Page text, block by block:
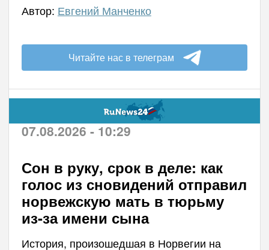
Автор: Евгений Манченко
Читайте нас в телеграм
07.08.2026 - 10:29
Сон в руку, срок в деле: как
голос из сновидений отправил
норвежскую мать в тюрьму
из-за имени сына
История, произошедшая в Норвегии на